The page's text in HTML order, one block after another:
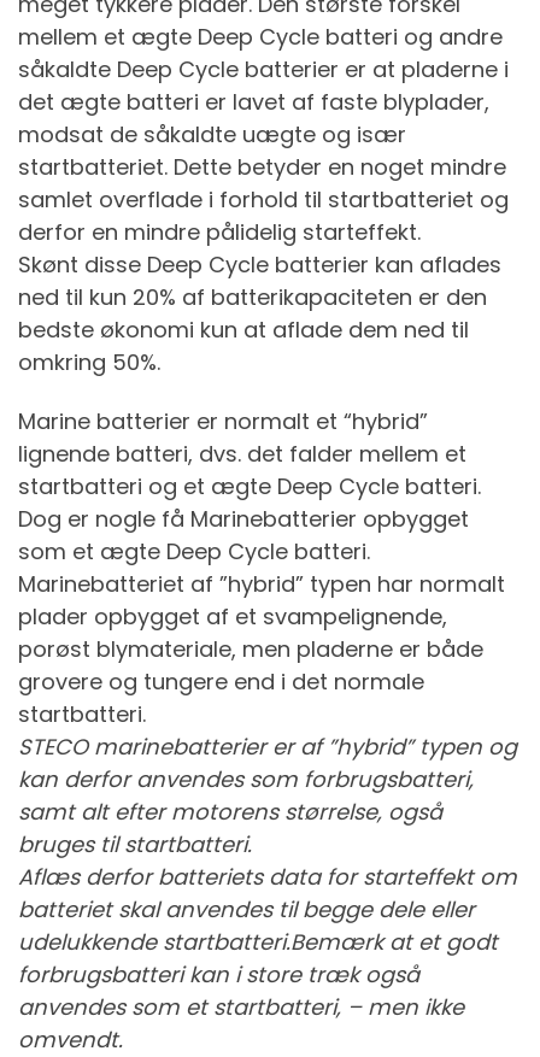
mellem et ægte Deep Cycle batteri og andre
såkaldte Deep Cycle batterier er at pladerne i
det ægte batteri er lavet af faste blyplader,
modsat de såkaldte uægte og især
startbatteriet. Dette betyder en noget mindre
samlet overflade i forhold til startbatteriet og
derfor en mindre pålidelig starteffekt.
Skønt disse Deep Cycle batterier kan aflades
ned til kun 20% af batterikapaciteten er den
bedste økonomi kun at aflade dem ned til
omkring 50%.
Marine batterier er normalt et “hybrid”
lignende batteri, dvs. det falder mellem et
startbatteri og et ægte Deep Cycle batteri.
Dog er nogle få Marinebatterier opbygget
som et ægte Deep Cycle batteri.
Marinebatteriet af ”hybrid” typen har normalt
plader opbygget af et svampelignende,
porøst blymateriale, men pladerne er både
grovere og tungere end i det normale
startbatteri.
STECO marinebatterier er af ”hybrid” typen og
kan derfor anvendes som forbrugsbatteri,
samt alt efter motorens størrelse, også
bruges til startbatteri.
Aflæs derfor batteriets data for starteffekt om
batteriet skal anvendes til begge dele eller
udelukkende startbatteri.Bemærk at et godt
forbrugsbatteri kan i store træk også
anvendes som et startbatteri, – men ikke
omvendt.